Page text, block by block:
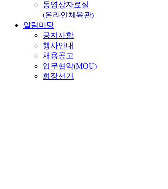
동영상자료실
(온라인체육관)
알림마당
공지사항
행사안내
채용공고
업무협약(MOU)
회장선거